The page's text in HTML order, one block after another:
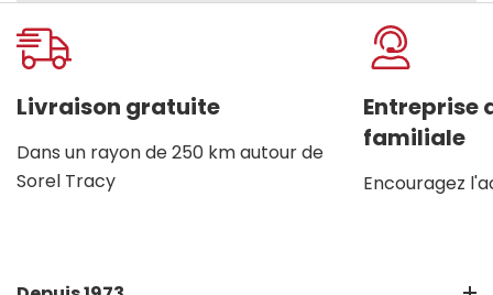
Onglet
personnalisé
Livraison gratuite
Dans un rayon de 250 km autour de
Sorel Tracy
Entreprise
familiale
Encouragez